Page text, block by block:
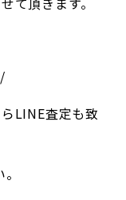
LINE査定も致